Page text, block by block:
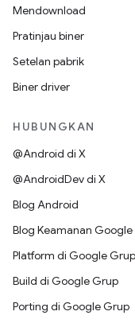
Mendownload
Pratinjau biner
Setelan pabrik
Biner driver
HUBUNGKAN
@Android di X
@AndroidDev di X
Blog Android
Blog Keamanan Google
Platform di Google Grup
Build di Google Grup
Porting di Google Grup